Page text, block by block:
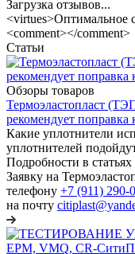
Загрузка отзывов...
<virtues>Оптимальное
<comment></comment>
Статьи
Обзоры товаров
Термоэластопласт
рекомендует
Какие уплотнители
уплотнителей
Подробности в
Заявку на
телефону +7 (911) 290-
на почту